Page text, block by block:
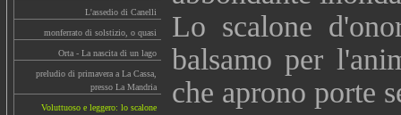
L'assedio di Canelli
monferrato di solstizio, o quasi
Orta - La nascita di un lago
preludio di primavera a La Cassa,
presso La Mandria
Voluttuoso e leggero: lo scalone
Lo scalone
balsamo per
che aprono porte